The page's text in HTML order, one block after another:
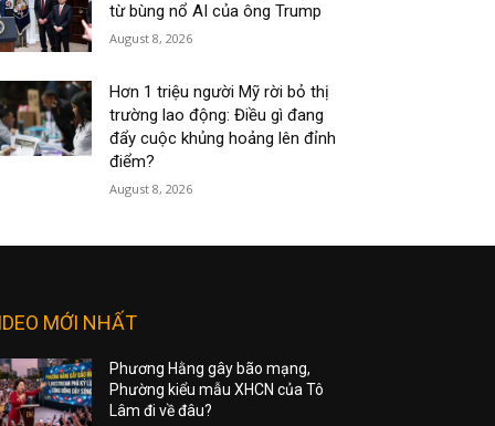
từ bùng nổ AI của ông Trump
August 8, 2026
Hơn 1 triệu người Mỹ rời bỏ thị
trường lao động: Điều gì đang
đẩy cuộc khủng hoảng lên đỉnh
điểm?
August 8, 2026
MỚI NHẤT
Phương Hằng gây bão mạng,
Phường kiểu mẫu XHCN của Tô
Lâm đi về đâu?